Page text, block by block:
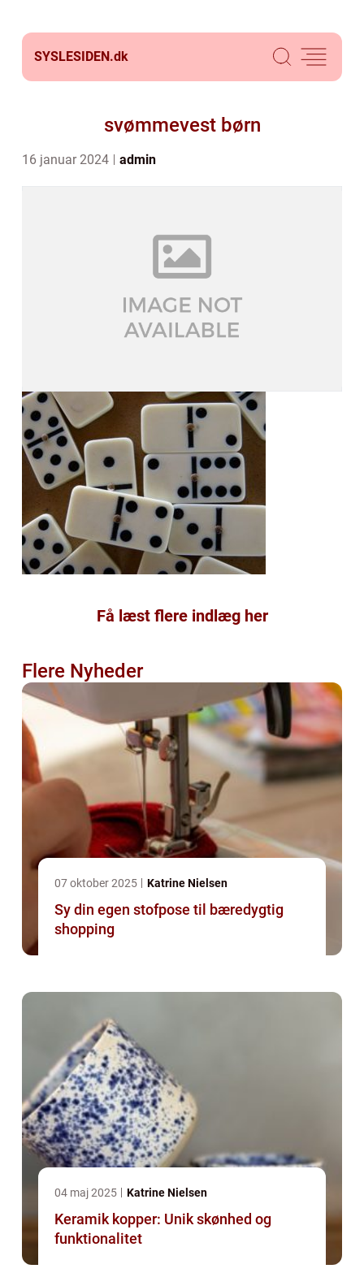
SYSLESIDEN.dk
svømmevest børn
16 januar 2024 admin
Få læst flere indlæg her
Flere Nyheder
07 oktober 2025 Katrine Nielsen
Sy din egen stofpose til bæredygtig
shopping
04 maj 2025 Katrine Nielsen
Keramik kopper: Unik skønhed og
funktionalitet